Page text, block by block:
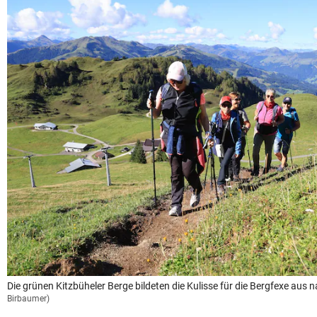
Die grünen Kitzbüheler Berge bildeten die Kulisse für die Bergfexe aus
Birbaumer)